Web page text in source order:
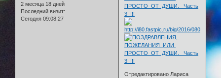
2 месяца 18 дней
Последний визит:
Сегодня 09:08:27
Отредактировано Лариса